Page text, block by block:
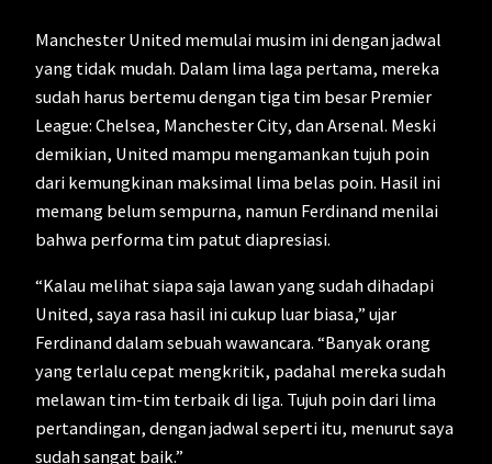
Manchester United memulai musim ini dengan jadwal
yang tidak mudah. Dalam lima laga pertama, mereka
sudah harus bertemu dengan tiga tim besar Premier
League: Chelsea, Manchester City, dan Arsenal. Meski
demikian, United mampu mengamankan tujuh poin
dari kemungkinan maksimal lima belas poin. Hasil ini
memang belum sempurna, namun Ferdinand menilai
bahwa performa tim patut diapresiasi.
“Kalau melihat siapa saja lawan yang sudah dihadapi
United, saya rasa hasil ini cukup luar biasa,” ujar
Ferdinand dalam sebuah wawancara. “Banyak orang
yang terlalu cepat mengkritik, padahal mereka sudah
melawan tim-tim terbaik di liga. Tujuh poin dari lima
pertandingan, dengan jadwal seperti itu, menurut saya
sudah sangat baik.”